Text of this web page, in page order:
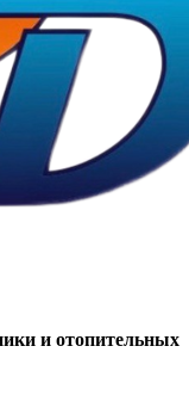
и отопительных